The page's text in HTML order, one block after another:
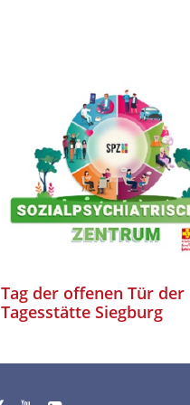
Tag der offenen Tür der
Tagesstätte Siegburg